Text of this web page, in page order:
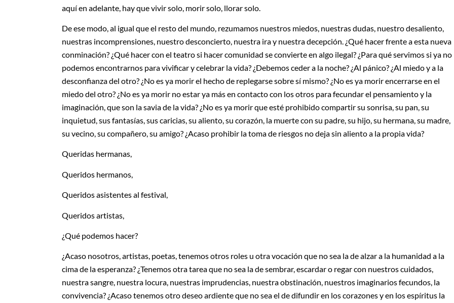
aquí en adelante, hay que vivir solo, morir solo, llorar solo.
De ese modo, al igual que el resto del mundo, rezumamos nuestros miedos, nuestras dudas, nuestro desaliento,
nuestras incomprensiones, nuestro desconcierto, nuestra ira y nuestra decepción. ¿Qué hacer frente a esta nueva
conminación? ¿Qué hacer con el teatro si hacer comunidad se convierte en algo ilegal? ¿Para qué servimos si ya no
podemos encontrarnos para vivificar y celebrar la vida? ¿Debemos ceder a la noche? ¿Al pánico? ¿Al miedo y a la
desconfianza del otro? ¿No es ya morir el hecho de replegarse sobre sí mismo? ¿No es ya morir encerrarse en el
miedo del otro? ¿No es ya morir no estar ya más en contacto con los otros para fecundar el pensamiento y la
imaginación, que son la savia de la vida? ¿No es ya morir que esté prohibido compartir su sonrisa, su pan, su
inquietud, sus fantasías, sus caricias, su aliento, su corazón, la muerte con su padre, su hijo, su hermana, su madre,
su vecino, su compañero, su amigo? ¿Acaso prohibir la toma de riesgos no deja sin aliento a la propia vida?
Queridas hermanas,
Queridos hermanos,
Queridos asistentes al festival,
Queridos artistas,
¿Qué podemos hacer?
¿Acaso nosotros, artistas, poetas, tenemos otros roles u otra vocación que no sea la de alzar a la humanidad a la
cima de la esperanza? ¿Tenemos otra tarea que no sea la de sembrar, escardar o regar con nuestros cuidados,
nuestra sangre, nuestra locura, nuestras imprudencias, nuestra obstinación, nuestros imaginarios fecundos, la
convivencia? ¿Acaso tenemos otro deseo ardiente que no sea el de difundir en los corazones y en los espíritus la